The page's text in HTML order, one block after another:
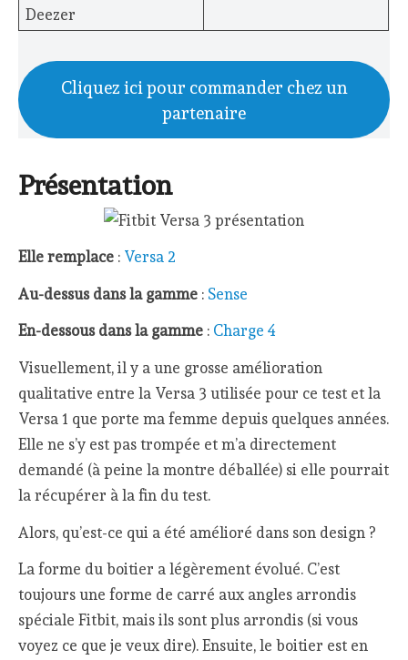
Deezer
Cliquez ici pour commander chez un
partenaire
Présentation
Elle remplace : Versa 2
Au-dessus dans la gamme : Sense
En-dessous dans la gamme : Charge 4
Visuellement, il y a une grosse amélioration
qualitative entre la Versa 3 utilisée pour ce test et la
Versa 1 que porte ma femme depuis quelques années.
Elle ne s’y est pas trompée et m’a directement
demandé (à peine la montre déballée) si elle pourrait
la récupérer à la fin du test.
Alors, qu’est-ce qui a été amélioré dans son design ?
La forme du boitier a légèrement évolué. C’est
toujours une forme de carré aux angles arrondis
spéciale Fitbit, mais ils sont plus arrondis (si vous
voyez ce que je veux dire). Ensuite, le boitier est en